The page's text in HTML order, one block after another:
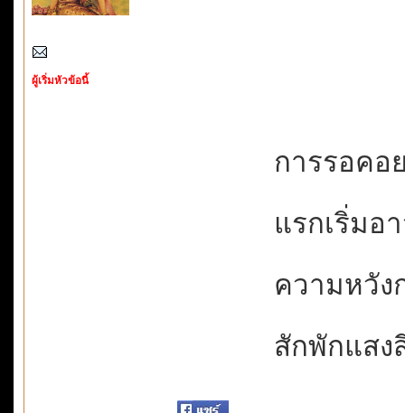
ผู้เริ่มหัวข้อนี้
การรอคอ
แรกเริ่มอ
ความหวัง
สักพักแสง